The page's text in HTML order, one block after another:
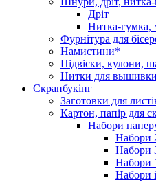
Дріт
Нитка-гумка,
Фурнітура для
Намистини*
Підвіски, кулони,
Нитки для
Скрапбукінг
Заготовки для
Картон, папір для
Набори
Набори
Набори
Набори
Набори